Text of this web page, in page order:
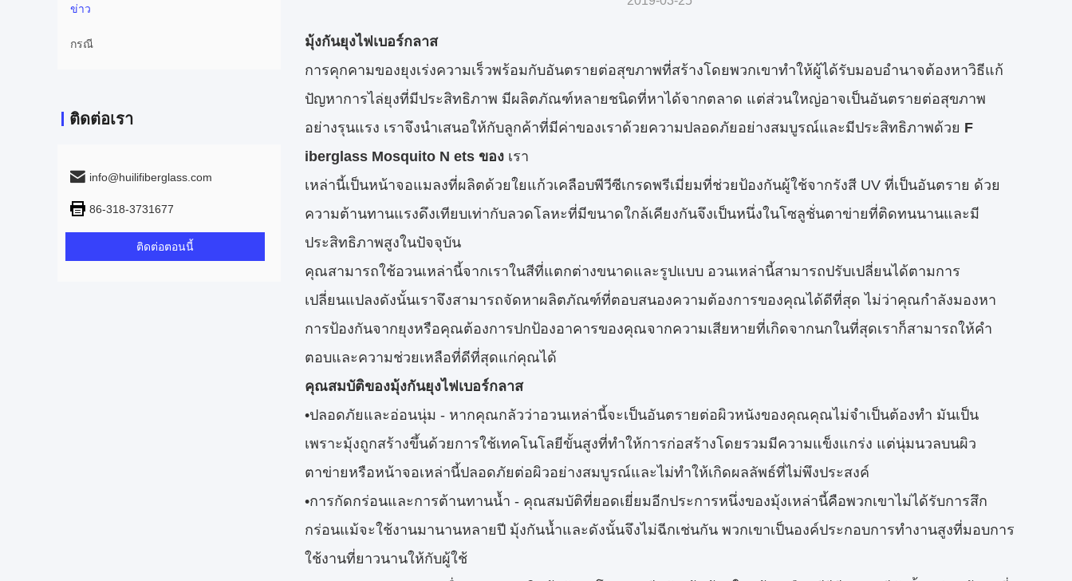
ข่าว
กรณี
ติดต่อเรา
info@huilifiberglass.com
86-318-3731677
ติดต่อตอนนี้
มุ้งกันยุงไฟเบอร์กลาส
การคุกคามของยุงเร่งความเร็วพร้อมกับอันตรายต่อสุขภาพที่สร้างโดยพวกเขาทำให้ผู้ได้รับมอบอำนาจต้องหาวิธีแก้
ปัญหาการไล่ยุงที่มีประสิทธิภาพ มีผลิตภัณฑ์หลายชนิดที่หาได้จากตลาด แต่ส่วนใหญ่อาจเป็นอันตรายต่อสุขภาพ
อย่างรุนแรง เราจึงนำเสนอให้กับลูกค้าที่มีค่าของเราด้วยความปลอดภัยอย่างสมบูรณ์และมีประสิทธิภาพด้วย F
iberglass Mosquito N ets ของ เรา
เหล่านี้เป็นหน้าจอแมลงที่ผลิตด้วยใยแก้วเคลือบพีวีซีเกรดพรีเมี่ยมที่ช่วยป้องกันผู้ใช้จากรังสี UV ที่เป็นอันตราย ด้วย
ความต้านทานแรงดึงเทียบเท่ากับลวดโลหะที่มีขนาดใกล้เคียงกันจึงเป็นหนึ่งในโซลูชั่นตาข่ายที่ติดทนนานและมี
ประสิทธิภาพสูงในปัจจุบัน
คุณสามารถใช้อวนเหล่านี้จากเราในสีที่แตกต่างขนาดและรูปแบบ อวนเหล่านี้สามารถปรับเปลี่ยนได้ตามการ
เปลี่ยนแปลงดังนั้นเราจึงสามารถจัดหาผลิตภัณฑ์ที่ตอบสนองความต้องการของคุณได้ดีที่สุด ไม่ว่าคุณกำลังมองหา
การป้องกันจากยุงหรือคุณต้องการปกป้องอาคารของคุณจากความเสียหายที่เกิดจากนกในที่สุดเราก็สามารถให้คำ
ตอบและความช่วยเหลือที่ดีที่สุดแก่คุณได้
คุณสมบัติของมุ้งกันยุงไฟเบอร์กลาส
•ปลอดภัยและอ่อนนุ่ม - หากคุณกลัวว่าอวนเหล่านี้จะเป็นอันตรายต่อผิวหนังของคุณคุณไม่จำเป็นต้องทำ มันเป็น
เพราะมุ้งถูกสร้างขึ้นด้วยการใช้เทคโนโลยีขั้นสูงที่ทำให้การก่อสร้างโดยรวมมีความแข็งแกร่ง แต่นุ่มนวลบนผิว
ตาข่ายหรือหน้าจอเหล่านี้ปลอดภัยต่อผิวอย่างสมบูรณ์และไม่ทำให้เกิดผลลัพธ์ที่ไม่พึงประสงค์
•การกัดกร่อนและการต้านทานน้ำ - คุณสมบัติที่ยอดเยี่ยมอีกประการหนึ่งของมุ้งเหล่านี้คือพวกเขาไม่ได้รับการสึก
กร่อนแม้จะใช้งานมานานหลายปี มุ้งกันน้ำและดังนั้นจึงไม่ฉีกเช่นกัน พวกเขาเป็นองค์ประกอบการทำงานสูงที่มอบการ
ใช้งานที่ยาวนานให้กับผู้ใช้